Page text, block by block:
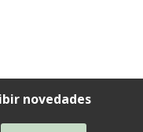
novedades